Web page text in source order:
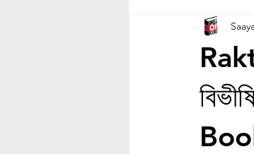
Kolkata Book Fair